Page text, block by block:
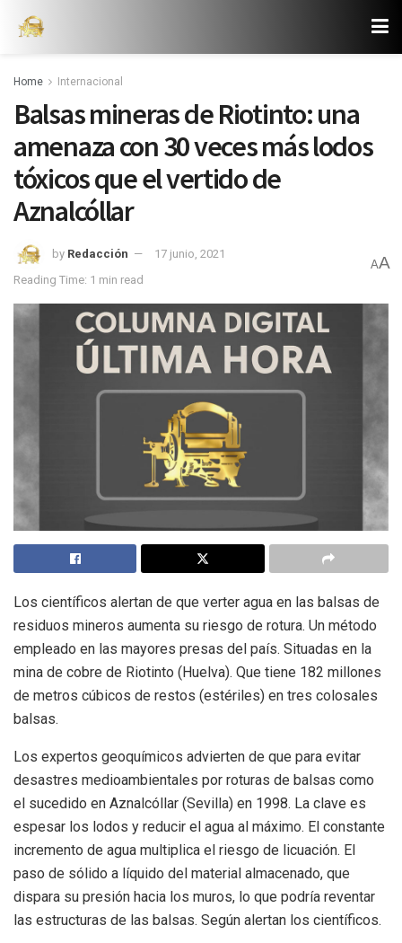
Home Internacional
Balsas mineras de Riotinto: una
amenaza con 30 veces más lodos
tóxicos que el vertido de
Aznalcóllar
by Redacción
17 junio, 2021
Reading Time: 1 min read
AA
Los científicos alertan de que verter agua en las balsas de
residuos mineros aumenta su riesgo de rotura. Un método
empleado en las mayores presas del país. Situadas en la
mina de cobre de Riotinto (Huelva). Que tiene 182 millones
de metros cúbicos de restos (estériles) en tres colosales
balsas.
Los expertos geoquímicos advierten de que para evitar
desastres medioambientales por roturas de balsas como
el sucedido en Aznalcóllar (Sevilla) en 1998. La clave es
espesar los lodos y reducir el agua al máximo. El constante
incremento de agua multiplica el riesgo de licuación. El
paso de sólido a líquido del material almacenado, que
dispara su presión hacia los muros, lo que podría reventar
las estructuras de las balsas. Según alertan los científicos.